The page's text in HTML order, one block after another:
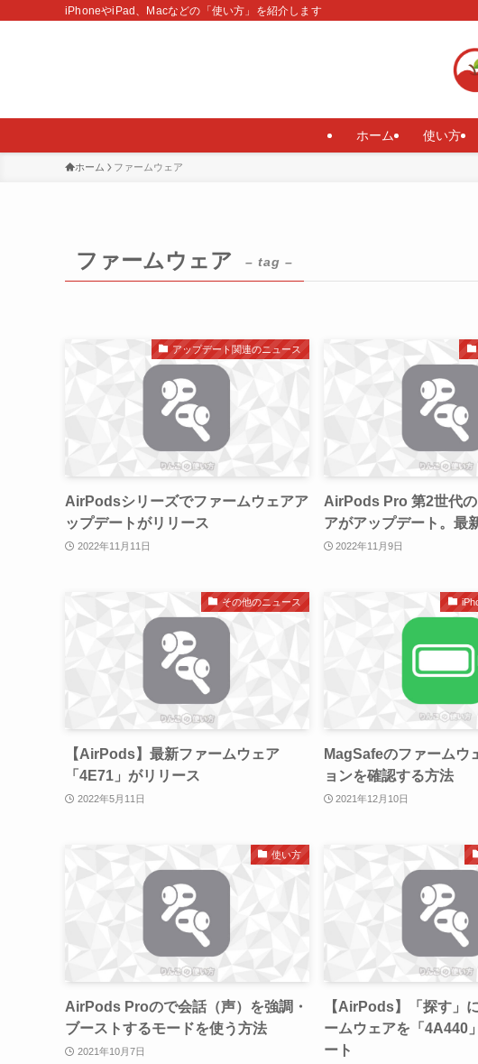
iPhoneやiPad、Macなどの「使い方」を紹介します
ホーム 使い方
ホーム ファームウェア
ファームウェア – tag –
アップデート関連のニュース
AirPodsシリーズでファームウェアア
ップデートがリリース
2022年11月11日
AirPods Pro 第2世代
アがアップデート。最
2022年11月9日
その他のニュース
【AirPods】最新ファームウェア
「4E71」がリリース
2022年5月11日
MagSafeのファームウ
ョンを確認する方法
2021年12月10日
使い方
AirPods Proので会話（声）を強調・
ブーストするモードを使う方法
2021年10月7日
【AirPods】「探す」
ームウェアを「4A440
ート